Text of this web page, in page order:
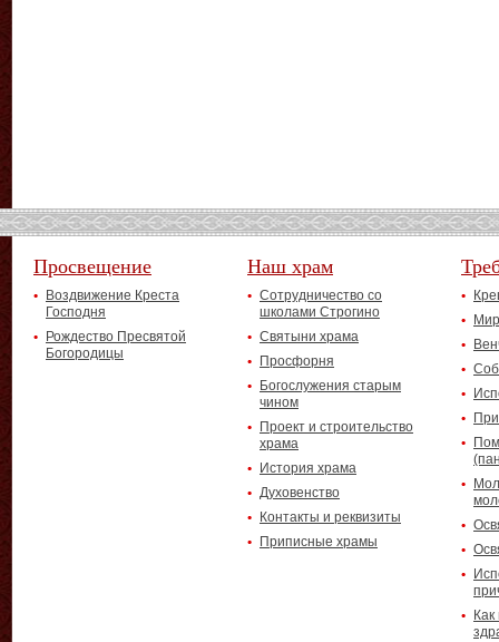
Просвещение
Воздвижение Креста
Господня
Рождество Пресвятой
Богородицы
Наш храм
Сотрудничество со
школами Строгино
Святыни храма
Просфорня
Богослужения старым
чином
Проект и строительство
храма
История храма
Духовенство
Контакты и реквизиты
Приписные храмы